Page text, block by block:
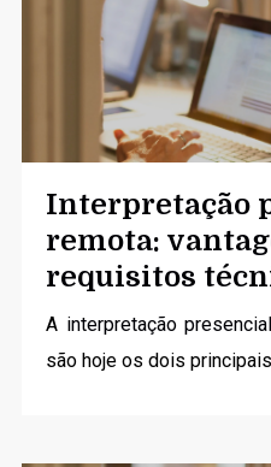
Interpretação
remota:
requisitos
A interpretação presencial
são hoje os dois